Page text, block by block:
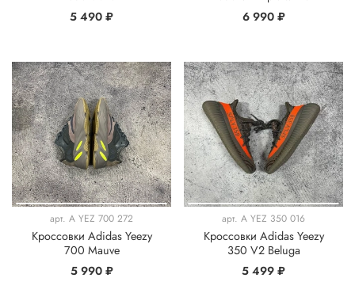
5 490 ₽
6 990 ₽
арт. A YEZ 700 272
Кроссовки Adidas Yeezy
700 Mauve
5 990 ₽
арт. A YEZ 350 016
Кроссовки Adidas Yeezy
350 V2 Beluga
5 499 ₽